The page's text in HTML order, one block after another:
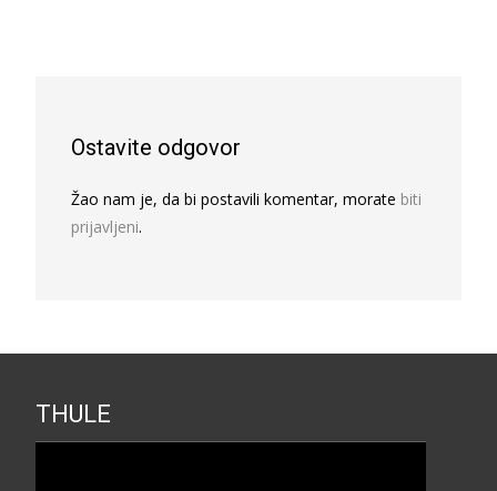
Ostavite odgovor
Žao nam je, da bi postavili komentar, morate biti
prijavljeni.
THULE